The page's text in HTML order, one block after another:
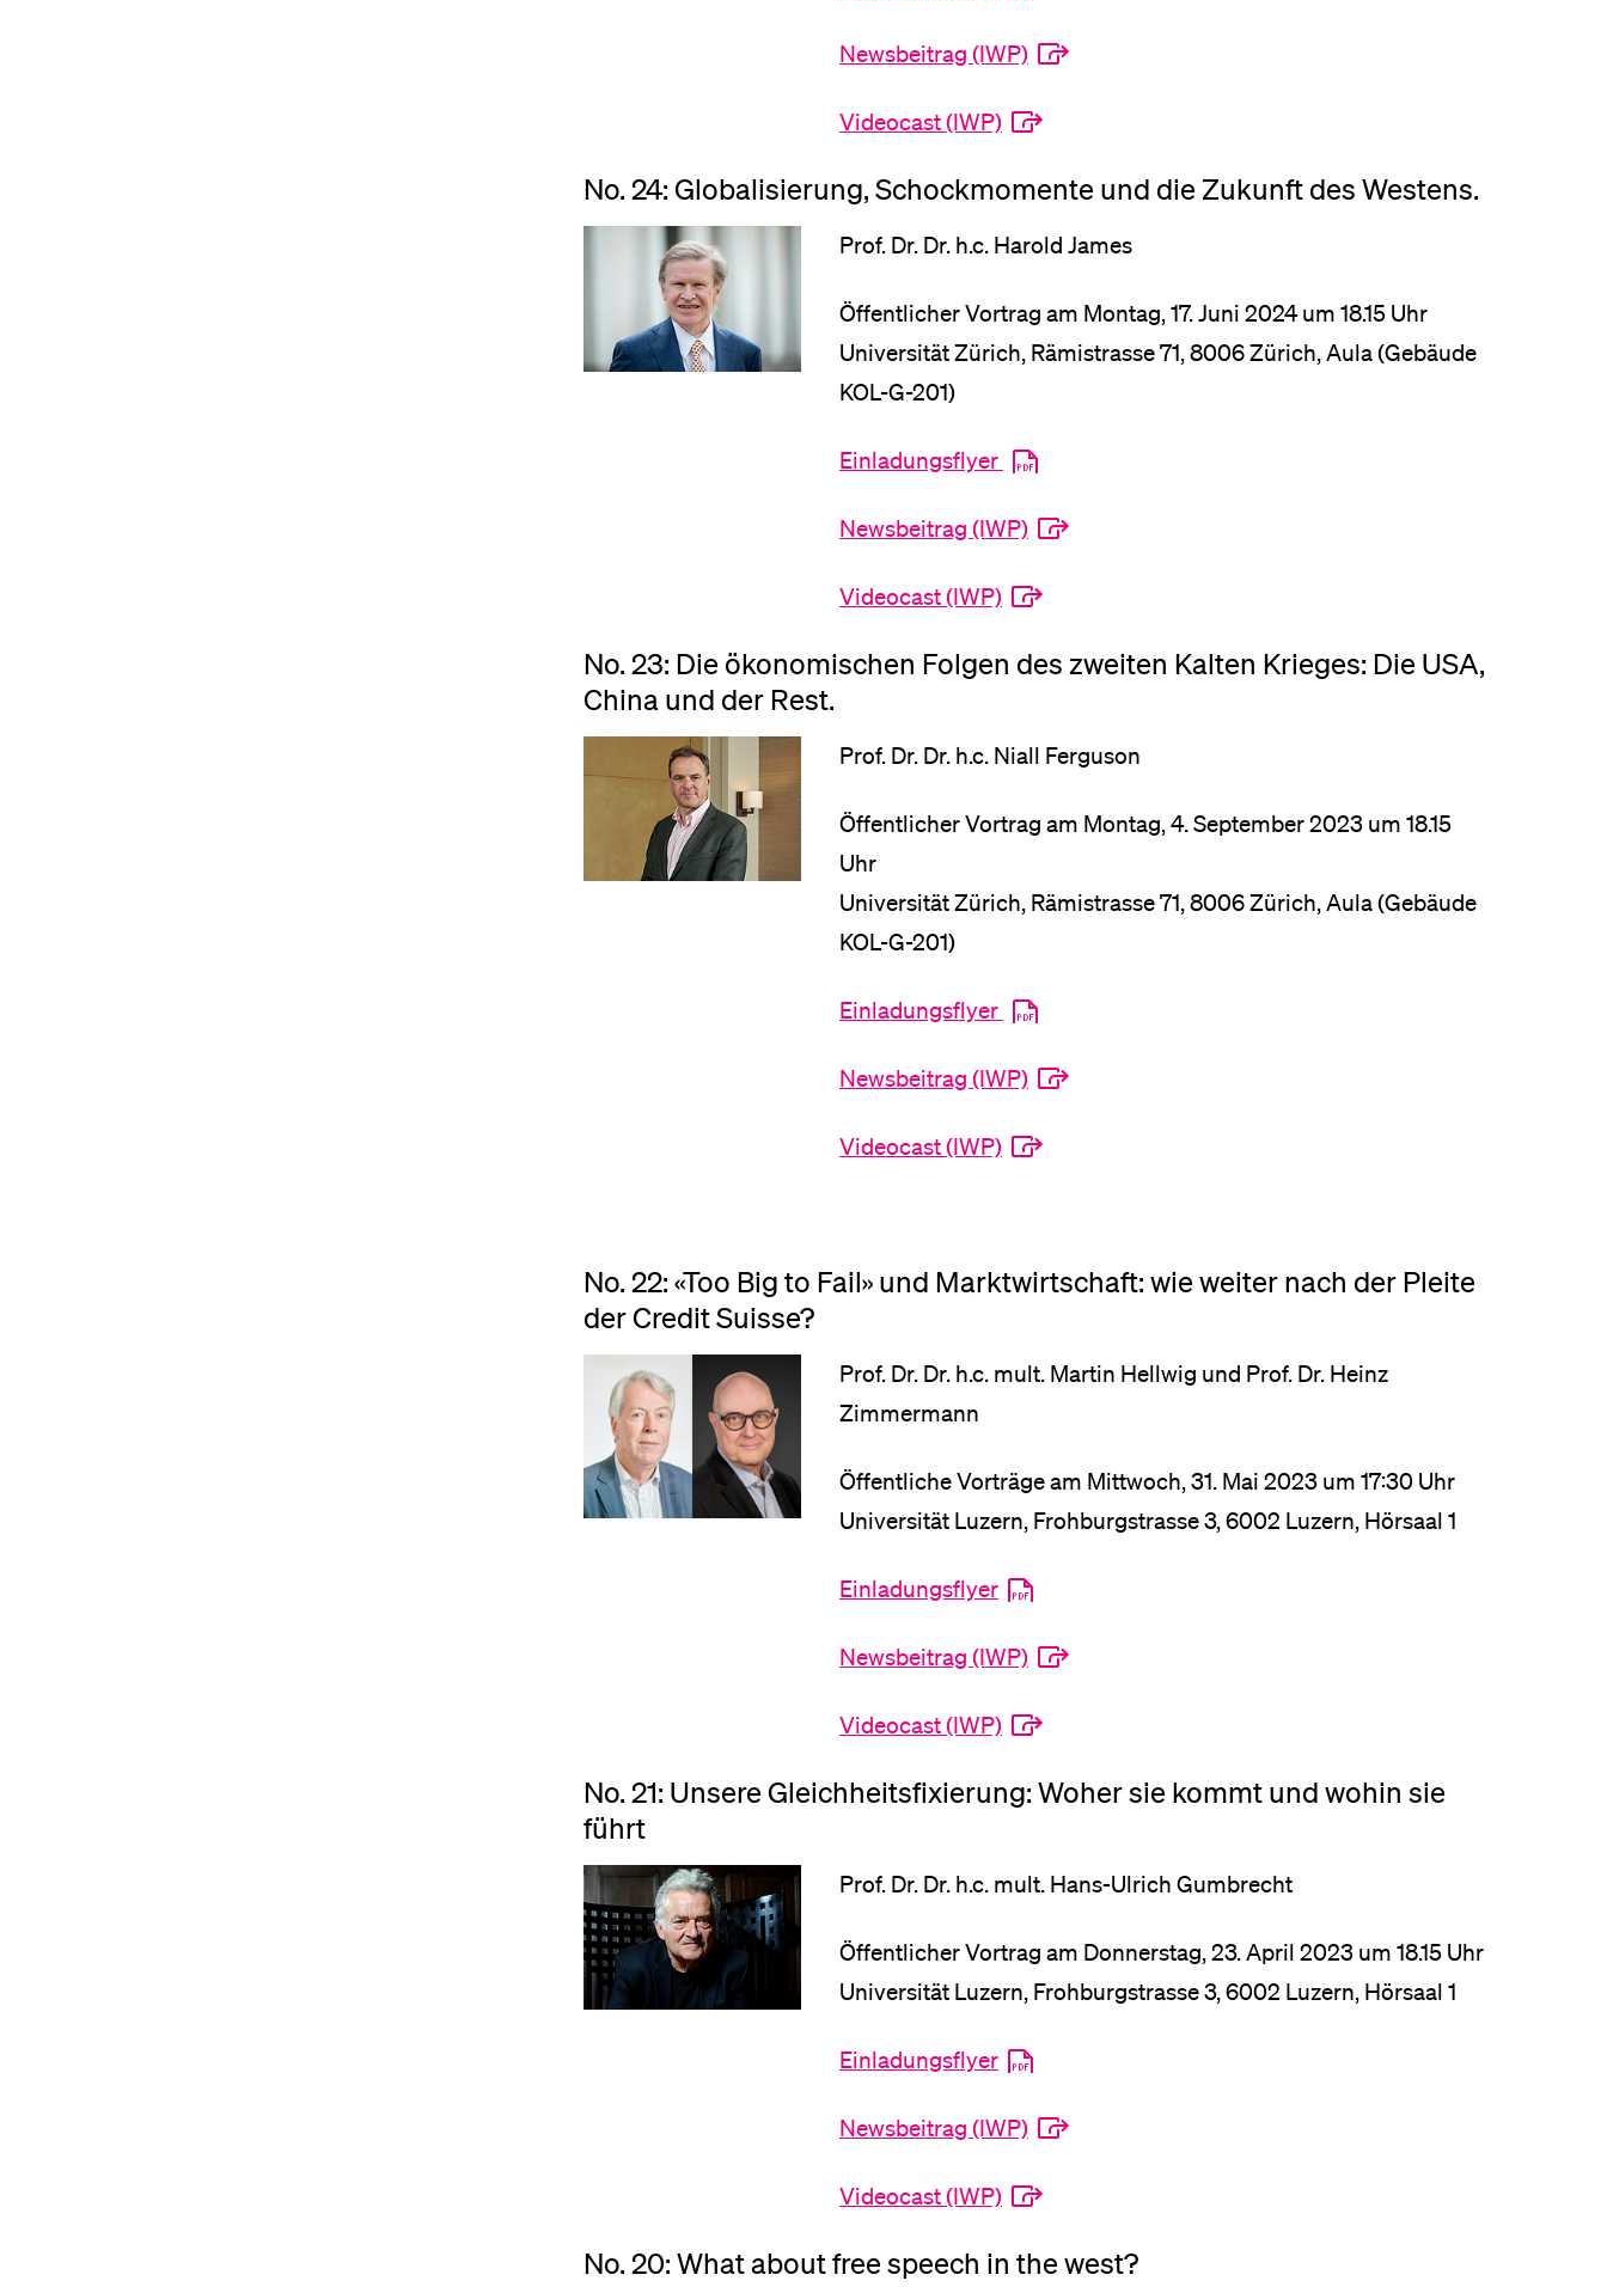
Newsbeitrag (IWP)
Videocast (IWP)
No. 24: Globalisierung, Schockmomente und die Zukunft des Westens.
Prof. Dr. Dr. h.c. Harold James
Öffentlicher Vortrag am Montag, 17. Juni 2024 um 18.15 Uhr
Universität Zürich, Rämistrasse 71, 8006 Zürich, Aula (Gebäude
KOL-G-201)
Einladungsflyer
Newsbeitrag (IWP)
Videocast (IWP)
No. 23: Die ökonomischen Folgen des zweiten Kalten Krieges: Die USA,
China und der Rest.
Prof. Dr. Dr. h.c. Niall Ferguson
Öffentlicher Vortrag am Montag, 4. September 2023 um 18.15
Uhr
Universität Zürich, Rämistrasse 71, 8006 Zürich, Aula (Gebäude
KOL-G-201)
Einladungsflyer
Newsbeitrag (IWP)
Videocast (IWP)
No. 22: «Too Big to Fail» und Marktwirtschaft: wie weiter nach der Pleite
der Credit Suisse?
Prof. Dr. Dr. h.c. mult. Martin Hellwig und Prof. Dr. Heinz
Zimmermann
Öffentliche Vorträge am Mittwoch, 31. Mai 2023 um 17:30 Uhr
Universität Luzern, Frohburgstrasse 3, 6002 Luzern, Hörsaal 1
Einladungsflyer
Newsbeitrag (IWP)
Videocast (IWP)
No. 21: Unsere Gleichheitsfixierung: Woher sie kommt und wohin sie
führt
Prof. Dr. Dr. h.c. mult. Hans-Ulrich Gumbrecht
Öffentlicher Vortrag am Donnerstag, 23. April 2023 um 18.15 Uhr
Universität Luzern, Frohburgstrasse 3, 6002 Luzern, Hörsaal 1
Einladungsflyer
Newsbeitrag (IWP)
Videocast (IWP)
No. 20: What about free speech in the west?